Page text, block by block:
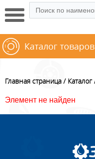
Каталог товаров
Главная страница Каталог
Элемент не найден